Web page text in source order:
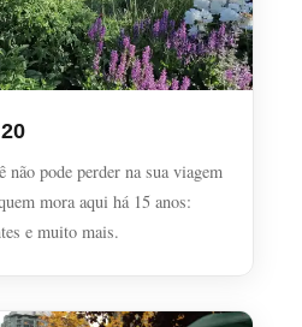
não pode perder na sua viagem
mora aqui há 15 anos:
e muito mais.